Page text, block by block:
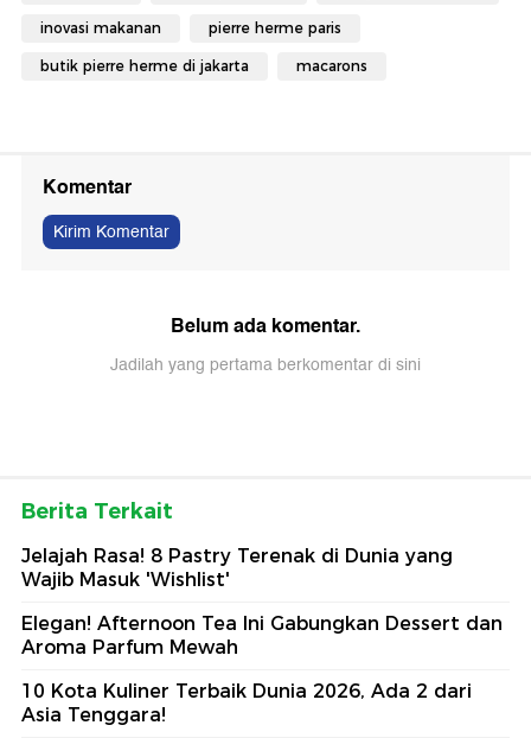
inovasi makanan pierre herme paris
butik pierre herme di jakarta macarons
Komentar
Kirim Komentar
Belum ada komentar.
Jadilah yang pertama berkomentar di sini
Berita Terkait
Jelajah Rasa! 8 Pastry Terenak di Dunia yang
Wajib Masuk 'Wishlist'
Elegan! Afternoon Tea Ini Gabungkan Dessert dan
Aroma Parfum Mewah
10 Kota Kuliner Terbaik Dunia 2026, Ada 2 dari
Asia Tenggara!